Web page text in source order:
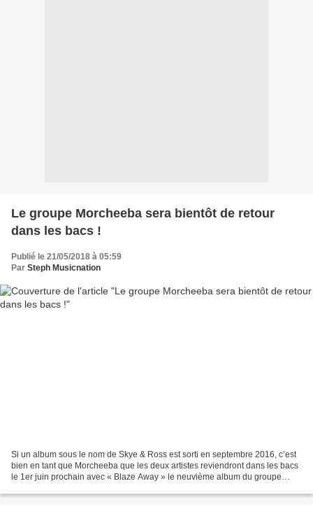
Le groupe Morcheeba sera bientôt de retour
dans les bacs !
Publié le 21/05/2018 à 05:59
Par Steph Musicnation
Si un album sous le nom de Skye & Ross est sorti en septembre 2016, c’est
bien en tant que Morcheeba que les deux artistes reviendront dans les bacs
le 1er juin prochain avec « Blaze Away » le neuvième album du groupe